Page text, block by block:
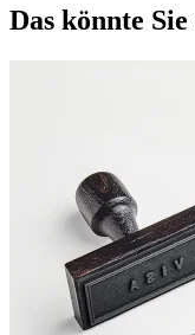
Das könnte